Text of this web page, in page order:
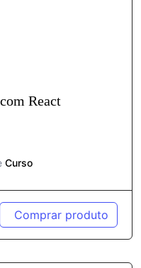
React
Curso
Comprar produto